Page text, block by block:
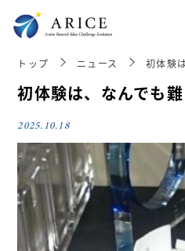
トップ ニュース 初体験
初体験は、なんでも
2025.10.18